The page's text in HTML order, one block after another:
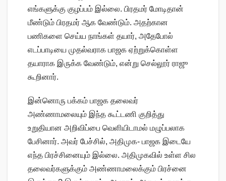
எங்களுக்கு குழப்பம் இல்லை. பிரதமர் மோடிதான்
மீண்டும் பிரதமர் ஆக வேண்டும். அதற்கான
பணிகளை செய்ய நாங்கள் தயார், அதேபோல்
எடப்பாடியை முதல்வராக பாஜக ஏற்றுக்கொள்ள
தயாராக இருக்க வேண்டும், என்று செல்லூர் ராஜு
கூறினார்.
இன்னொரு பக்கம் பாஜக தலைவர்
அண்ணாமலையும் இந்த கூட்டணி குறித்து
உறுதியான அறிவிப்பை வெளியிடாமல் மழுப்பலாக
பேசினார். அவர் பேச்சில், அதிமுக- பாஜக இடையே
எந்த பிரச்சினையும் இல்லை. அதிமுகவில் உள்ள சில
தலைவர்களுக்கும் அண்ணாமலைக்கும் பிரச்னை